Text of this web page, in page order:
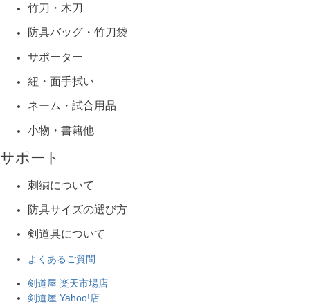
竹刀・木刀
防具バッグ・竹刀袋
サポーター
紐・面手拭い
ネーム・試合用品
小物・書籍他
サポート
刺繍について
防具サイズの選び方
剣道具について
よくあるご質問
剣道屋 楽天市場店
剣道屋 Yahoo!店